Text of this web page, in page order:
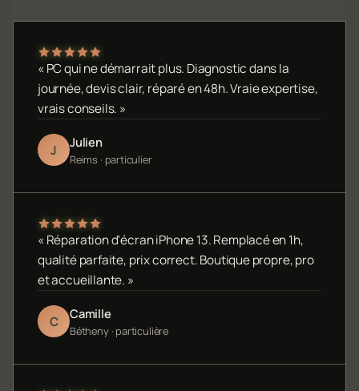
« PC qui ne démarrait plus. Diagnostic dans la
journée, devis clair, réparé en 48h. Vraie expertise,
vrais conseils. »
J Julien
Reims · particulier
« Réparation d'écran iPhone 13. Remplacé en 1h,
qualité parfaite, prix correct. Boutique propre, pro
et accueillante. »
C Camille
Bétheny · particulière